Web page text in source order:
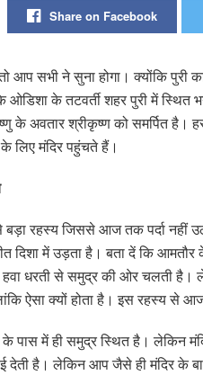
Share on Facebook
आप सभी ने सुना होगा। क्योंकि पुरी
ओडिशा के तटवर्ती शहर पुरी में स्थित
के अवतार श्रीकृष्ण को समर्पित है।
लिए मंदिर पहुंचते हैं।
बड़ा रहस्य जिससे आज तक पर्दा नहीं
दिशा में उड़ता है। बता दें कि
धरती से समुद्र की ओर चलती है।
ऐसा क्यों होता है। इस रहस्य से
के पास में ही समुद्र स्थित है। लेकिन
देती है। लेकिन आप जैसे ही मंदिर के